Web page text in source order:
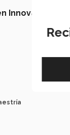
Innovation